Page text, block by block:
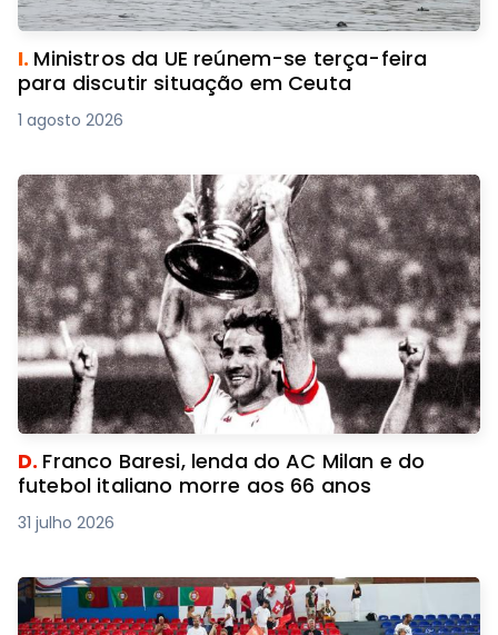
I. Ministros da UE reúnem-se terça-feira
para discutir situação em Ceuta
1 agosto 2026
D. Franco Baresi, lenda do AC Milan e do
futebol italiano morre aos 66 anos
31 julho 2026